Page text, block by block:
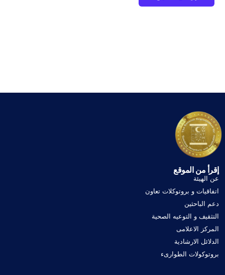
إقرأ من الموقع
عن الهيئة
اتفاقيات و بروتوكلات تعاون
دعم الباحثين
التثقيف و التوعيه الصحية
المركز الاعلامى
الدلائل الارشادية
بروتوكولات الطوارىء